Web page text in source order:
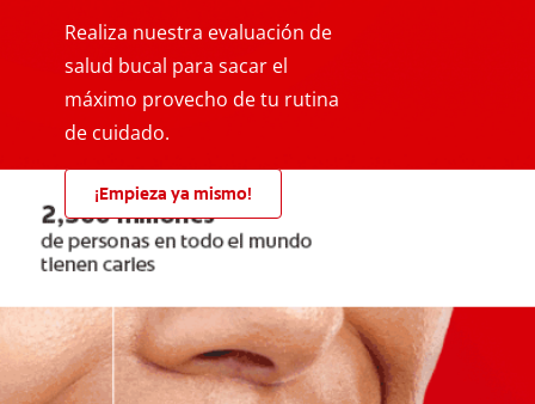
Realiza nuestra evaluación de
salud bucal para sacar el
máximo provecho de tu rutina
de cuidado.
¡Empieza ya mismo!